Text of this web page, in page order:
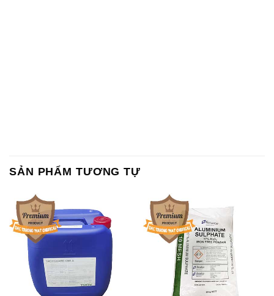
SẢN PHẨM TƯƠNG TỰ